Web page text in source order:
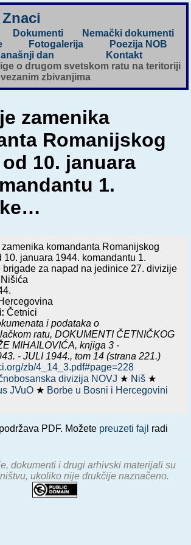
Dokumenti
Nemački dokumenti
Fotogalerija
Poezija NOB
dan
Kontakt
o drugom svetskom ratu na teritoriji
zbivanjima
zamenika
Romanijskog
10. januara
1.
komandanta Romanijskog
10. januara 1944. komandantu 1.
brigade za napad na jedinice 27. divizije
Četnici
i podataka o
ratu,DOKUMENTI ČETNIČKOG
MIHAILOVIĆA, knjiga 3 -
- JULI 1944., tom 14 (strana 221.)
zb/4_14_3.pdf#page=228
divizija NOVJ ★ Niš ★
JVuO ★ Borbe u Bosni i Hercegovini
PDF. Možete preuzeti fajl radi
dokumenti i drugi arhivski materijali su
ukoliko nije drukčije naznačeno.